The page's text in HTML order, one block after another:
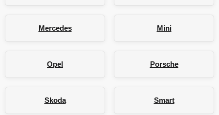
Mercedes Mini
Opel Porsche
Skoda Smart